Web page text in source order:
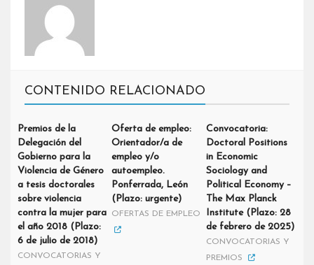
CONTENIDO RELACIONADO
Premios de la
Delegación del
Gobierno para la
Violencia de Género
a tesis doctorales
sobre violencia
contra la mujer para
el año 2018 (Plazo:
6 de julio de 2018)
CONVOCATORIAS Y
Oferta de empleo:
Orientador/a de
empleo y/o
autoempleo.
Ponferrada, León
(Plazo: urgente)
OFERTAS DE EMPLEO
Convocatoria:
Doctoral Positions
in Economic
Sociology and
Political Economy –
The Max Planck
Institute (Plazo: 28
de febrero de 2025)
CONVOCATORIAS Y
PREMIOS